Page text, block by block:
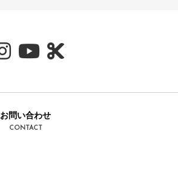
お問い合わせ
CONTACT